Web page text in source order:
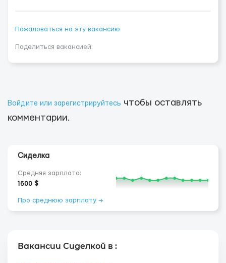
Пожаловаться на эту вакансию
Поделиться вакансией:
Войдите или зарегистрируйтесь чтобы оставлять
комментарии.
Сиделка
Средняя зарплата:
1600 $
Про среднюю зарплату →
Вакансии Сиделкой в :